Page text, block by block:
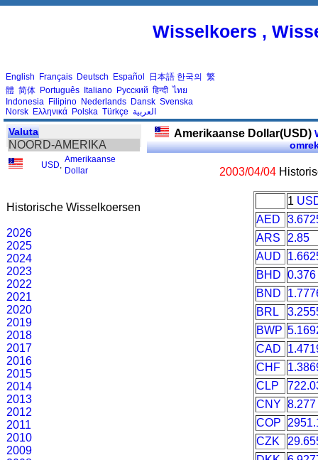
Wisselkoers ,
English Français Deutsch Español 日本語 한국의 繁
體 简体 Português Italiano Русский हिन्दी ไทย
Indonesia Filipino Nederlands Dansk Svenska
Norsk Ελληνικά Polska Türkçe العربية
Valuta
NOORD-AMERIKA
USD
Amerikaanse
Dollar
Historische Wisselkoersen
2026
2025
2024
2023
2022
2021
2020
2019
2018
2017
2016
2015
2014
2013
2012
2011
2010
2009
Amerikaanse Dollar(USD)
2003/04/04
1
AED
ARS
2.85
AUD
BHD
0.376
BND
BRL
BWP
CAD
CHF
CLP
CNY
8.277
COP
CZK